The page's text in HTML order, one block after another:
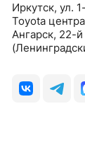
Иркутск, ул.
Toyota
Ангарск, 22-